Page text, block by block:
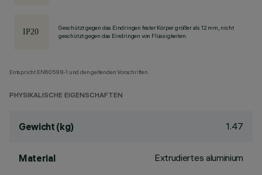
Geschützt gegen das Eindringen fester Körper größer als 12 mm, nicht
geschützt gegen das Eindringen von Flüssigkeiten.
Entspricht EN60598-1 und den geltenden Vorschriften.
PHYSIKALISCHE EIGENSCHAFTEN
Gewicht (kg) 1.47
Material Extrudiertes aluminium